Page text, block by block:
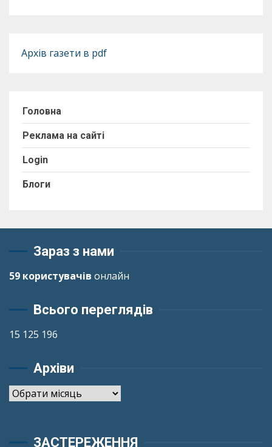
Архів газети в pdf
Головна
Реклама на сайті
Login
Блоги
Зараз з нами
59 користувачів онлайн
Всього переглядів
15 125 196
Архіви
Архіви
ЗАСТЕРЕЖЕННЯ